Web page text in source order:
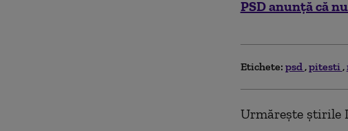
PSD anunţă că
Etichete: psd pitesti
Urmărește știrile